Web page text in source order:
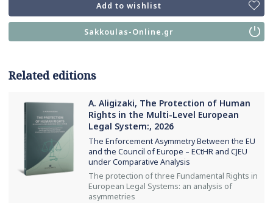
Add to wishlist
Sakkoulas-Online.gr
Related editions
A. Aligizaki, The Protection of Human
Rights in the Multi-Level European
Legal System:, 2026
The Enforcement Asymmetry Between the EU
and the Council of Europe – ECtHR and CJEU
under Comparative Analysis
The protection of three Fundamental Rights in
European Legal Systems: an analysis of
asymmetries